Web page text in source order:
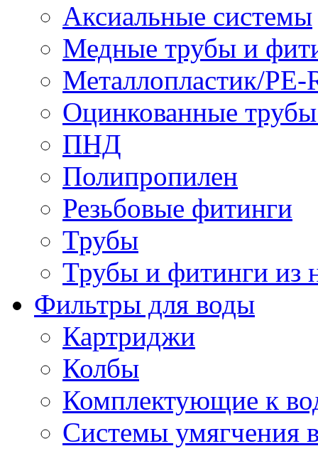
Аксиальные системы
Медные трубы и
Металлопластик/
Оцинкованные
ПНД
Полипропилен
Резьбовые фитинги
Трубы
Трубы и фитинги из
Фильтры для воды
Картриджи
Колбы
Комплектующие к
Системы умягчения